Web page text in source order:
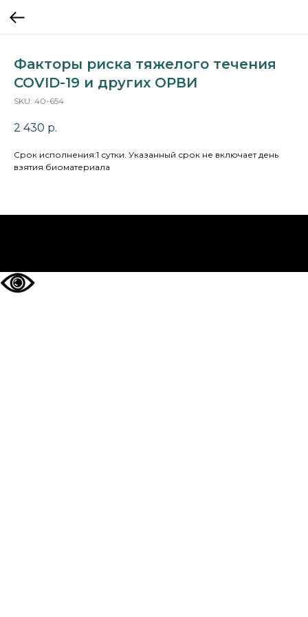
Факторы риска тяжелого течения
COVID-19 и других ОРВИ
SKU: 40-654
2 430 р.
Cрок исполнения:1 сутки. Указанный срок не включает день
взятия биоматериала